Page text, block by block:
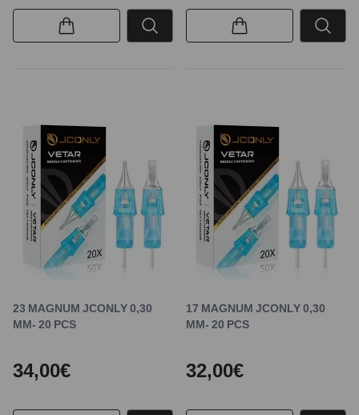
23 MAGNUM JCONLY 0,30
MM- 20 PCS
34,00€
17 MAGNUM JCONLY 0,30
MM- 20 PCS
32,00€